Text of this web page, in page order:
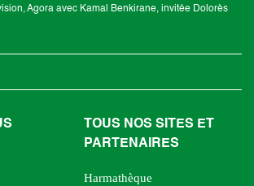
Agora avec Kamal Benkirane, invitée Dolorès
TOUS NOS SITES ET
PARTENAIRES
Harmathèque